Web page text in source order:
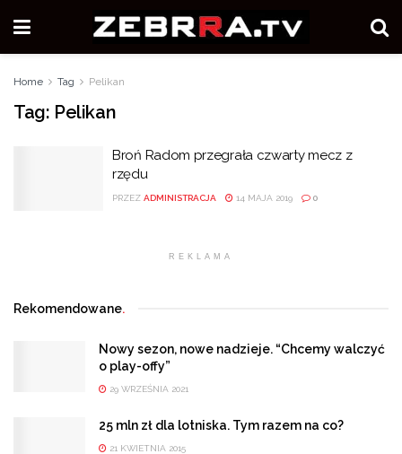
Home Tag Pelikan
Tag: Pelikan
Broń Radom przegrała czwarty mecz z
rzędu
PRZEZ ADMINISTRACJA 14 MAJA 2019 0
REKLAMA
Rekomendowane.
Nowy sezon, nowe nadzieje. “Chcemy walczyć
o play-offy”
29 WRZEŚNIA 2021
25 mln zł dla lotniska. Tym razem na co?
21 KWIETNIA 2015